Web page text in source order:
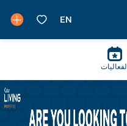
الفعاليات